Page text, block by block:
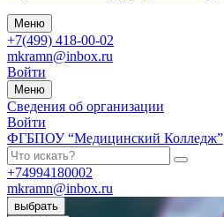
Меню
+7(499) 418-00-02
mkramn@inbox.ru
Войти
Меню
Сведения об организации
Войти
ФГБПОУ “Медицинский Колледж”
+74994180002
mkramn@inbox.ru
выбрать